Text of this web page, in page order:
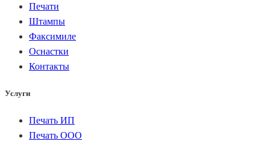
Печати
Штампы
Факсимиле
Оснастки
Контакты
Услуги
Печать ИП
Печать ООО